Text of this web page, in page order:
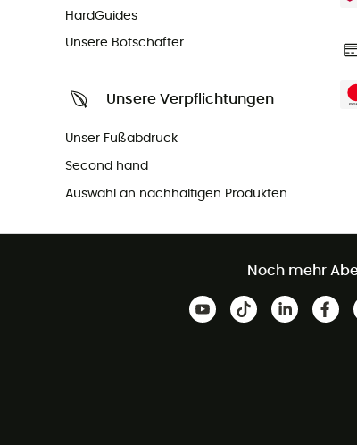
HardGuides
Unsere Botschafter
Unsere Verpflichtungen
Unser Fußabdruck
Second hand
Auswahl an nachhaltigen Produkten
Noch mehr